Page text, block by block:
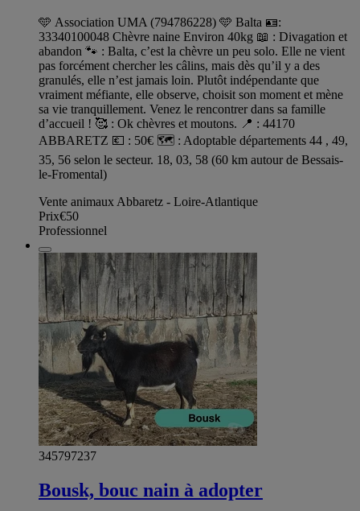
🩵 Association UMA (794786228) 🩵 Balta 🪪:
33340100048 Chèvre naine Environ 40kg 📖 : Divagation et
abandon 🐾 : Balta, c’est la chèvre un peu solo. Elle ne vient
pas forcément chercher les câlins, mais dès qu’il y a des
granulés, elle n’est jamais loin. Plutôt indépendante que
vraiment méfiante, elle observe, choisit son moment et mène
sa vie tranquillement. Venez le rencontrer dans sa famille
d’accueil ! 🥰 : Ok chèvres et moutons. 📍 : 44170
ABBARETZ 💶 : 50€ 🗺️ : Adoptable départements 44 , 49,
35, 56 selon le secteur. 18, 03, 58 (60 km autour de Bessais-
le-Fromental)
Vente animaux Abbaretz - Loire-Atlantique
Prix€50
Professionnel
345797237
Bousk, bouc nain à adopter